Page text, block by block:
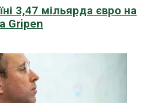
3,47 мільярда євро на
Gripen